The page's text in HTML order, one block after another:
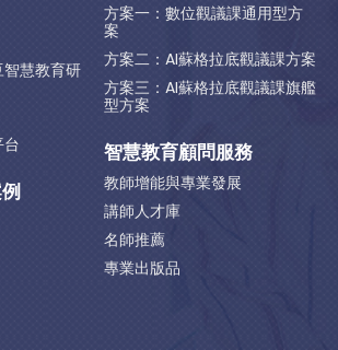
慧教育研
方案一：數位觀議課通用型方
案
方案二：AI蘇格拉底觀議課方案
方案三：AI蘇格拉底觀議課旗艦
型方案
智慧教育顧問服務
教師增能與專業發展
講師人才庫
名師推薦
專業出版品